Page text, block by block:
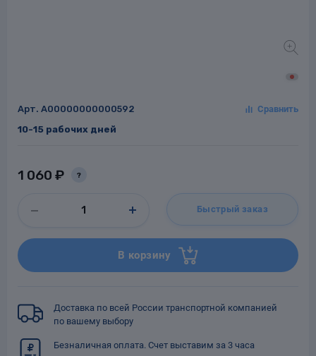
Арт. A00000000000592
10-15 рабочих дней
1 060 ₽ ?
Быстрый заказ
В корзину
Доставка по всей России транспортной компанией
по вашему выбору
Безналичная оплата. Счет выставим за 3 часа
стальные
Фильтры для
трубопроводов